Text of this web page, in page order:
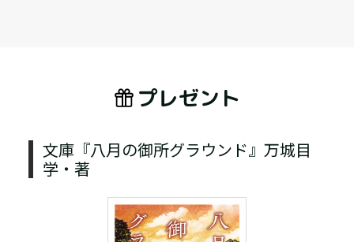
プレゼント
文庫『八月の御所グラウンド』万城目
学・著